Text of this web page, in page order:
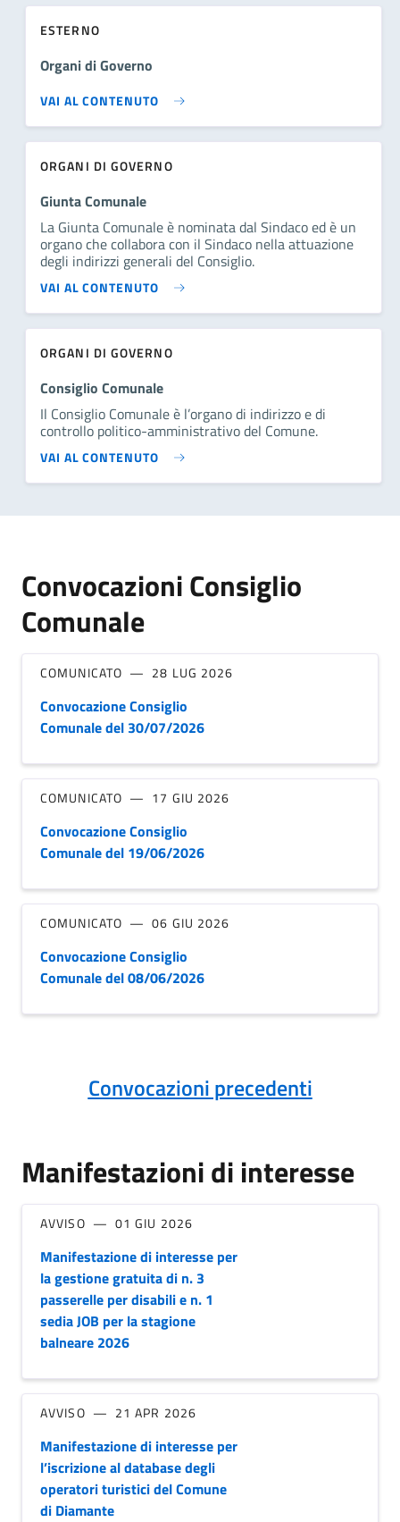
ESTERNO
Organi di Governo
VAI AL CONTENUTO
ORGANI DI GOVERNO
Giunta Comunale
La Giunta Comunale è nominata dal Sindaco ed è un
organo che collabora con il Sindaco nella attuazione
degli indirizzi generali del Consiglio.
VAI AL CONTENUTO
ORGANI DI GOVERNO
Consiglio Comunale
Il Consiglio Comunale è l’organo di indirizzo e di
controllo politico-amministrativo del Comune.
VAI AL CONTENUTO
Convocazioni Consiglio
Comunale
COMUNICATO 28 LUG 2026
Convocazione Consiglio
Comunale del 30/07/2026
COMUNICATO 17 GIU 2026
Convocazione Consiglio
Comunale del 19/06/2026
COMUNICATO 06 GIU 2026
Convocazione Consiglio
Comunale del 08/06/2026
Convocazioni precedenti
Manifestazioni di interesse
AVVISO 01 GIU 2026
Manifestazione di interesse per
la gestione gratuita di n. 3
passerelle per disabili e n. 1
sedia JOB per la stagione
balneare 2026
AVVISO 21 APR 2026
Manifestazione di interesse per
l’iscrizione al database degli
operatori turistici del Comune
di Diamante